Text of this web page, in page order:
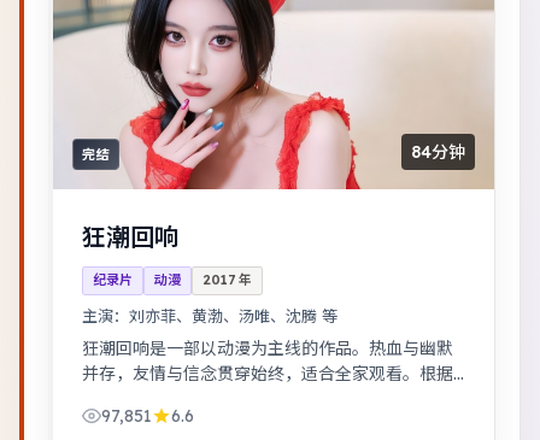
完结 84分钟
狂潮回响
纪录片 动漫 2017 年
主演： 刘亦菲、黄渤、汤唯、沈腾 等
狂潮回响是一部以动漫为主线的作品。热血与幽默
并存，友情与信念贯穿始终，适合全家观看。根据
97,851
6.6